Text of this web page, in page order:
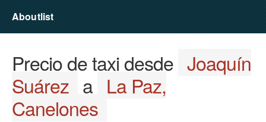
Aboutlist
Precio de taxi desde Joaquín
Suárez a La Paz,
Canelones